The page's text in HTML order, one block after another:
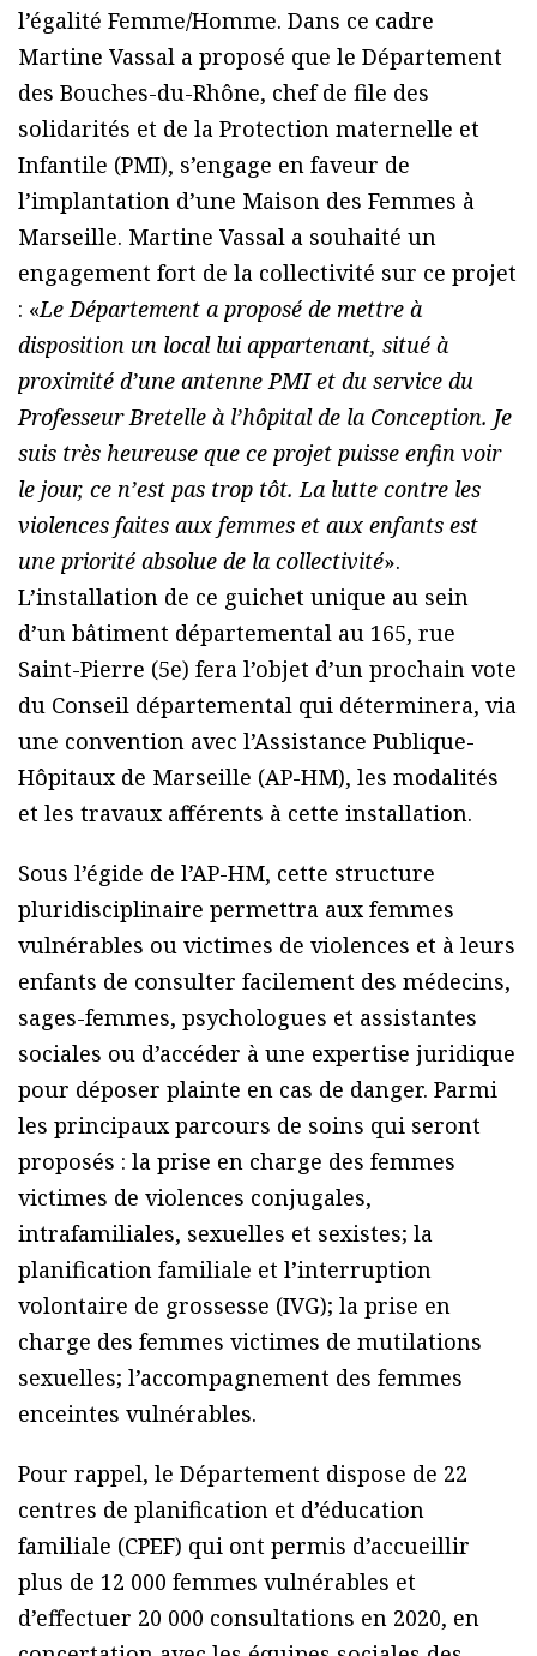
l’égalité Femme/Homme. Dans ce cadre
Martine Vassal a proposé que le Département
des Bouches-du-Rhône, chef de file des
solidarités et de la Protection maternelle et
Infantile (PMI), s’engage en faveur de
l’implantation d’une Maison des Femmes à
Marseille. Martine Vassal a souhaité un
engagement fort de la collectivité sur ce projet
: «Le Département a proposé de mettre à
disposition un local lui appartenant, situé à
proximité d’une antenne PMI et du service du
Professeur Bretelle à l’hôpital de la Conception. Je
suis très heureuse que ce projet puisse enfin voir
le jour, ce n’est pas trop tôt. La lutte contre les
violences faites aux femmes et aux enfants est
une priorité absolue de la collectivité».
L’installation de ce guichet unique au sein
d’un bâtiment départemental au 165, rue
Saint-Pierre (5e) fera l’objet d’un prochain vote
du Conseil départemental qui déterminera, via
une convention avec l’Assistance Publique-
Hôpitaux de Marseille (AP-HM), les modalités
et les travaux afférents à cette installation.
Sous l’égide de l’AP-HM, cette structure
pluridisciplinaire permettra aux femmes
vulnérables ou victimes de violences et à leurs
enfants de consulter facilement des médecins,
sages-femmes, psychologues et assistantes
sociales ou d’accéder à une expertise juridique
pour déposer plainte en cas de danger. Parmi
les principaux parcours de soins qui seront
proposés : la prise en charge des femmes
victimes de violences conjugales,
intrafamiliales, sexuelles et sexistes; la
planification familiale et l’interruption
volontaire de grossesse (IVG); la prise en
charge des femmes victimes de mutilations
sexuelles; l’accompagnement des femmes
enceintes vulnérables.
Pour rappel, le Département dispose de 22
centres de planification et d’éducation
familiale (CPEF) qui ont permis d’accueillir
plus de 12 000 femmes vulnérables et
d’effectuer 20 000 consultations en 2020, en